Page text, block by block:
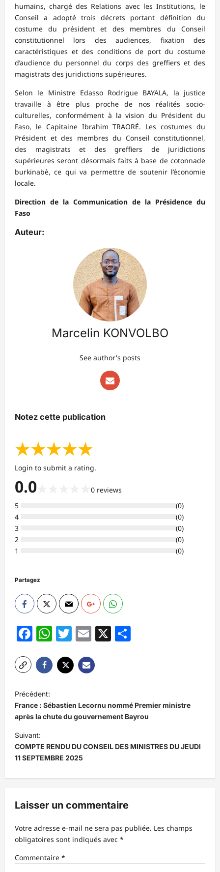
humains, chargé des Relations avec les Institutions, le
Conseil a adopté trois décrets portant définition du
costume du président et des membres du Conseil
constitutionnel lors des audiences, fixation des
caractéristiques et des conditions de port du costume
d’audience du personnel du corps des greffiers et des
magistrats des juridictions supérieures.
Selon le Ministre Edasso Rodrigue BAYALA, la justice
travaille à être plus proche de nos réalités socio-
culturelles, conformément à la vision du Président du
Faso, le Capitaine Ibrahim TRAORÉ. Les costumes du
Président et des membres du Conseil constitutionnel,
des magistrats et des greffiers de juridictions
supérieures seront désormais faits à base de cotonnade
burkinabè, ce qui va permettre de soutenir l’économie
locale.
Direction de la Communication de la Présidence du
Faso
Auteur:
Marcelin KONVOLBO
See author's posts
Notez cette publication
★★★★★
Login to submit a rating.
0.0 0 reviews
5
(0)
4
(0)
3
(0)
2
(0)
1
(0)
Partagez
Facebook
WhatsApp
Twitter
Email
X
N
a
v
i
g
a
t
o
n
d
’
Précédent:
France : Sébastien Lecornu nommé Premier ministre
après la chute du gouvernement Bayrou
Suivant:
COMPTE RENDU DU CONSEIL DES MINISTRES DU JEUDI
11 SEPTEMBRE 2025
Laisser un commentaire
Votre adresse e-mail ne sera pas publiée. Les champs
obligatoires sont indiqués avec *
Commentaire *